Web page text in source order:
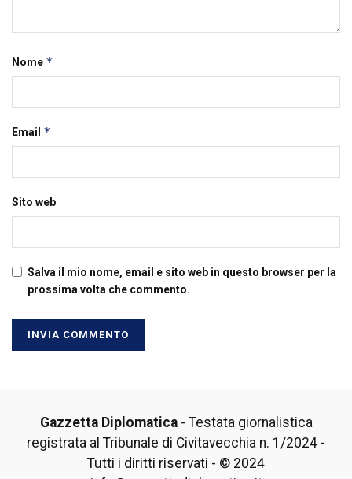
Nome *
Email *
Sito web
Salva il mio nome, email e sito web in questo browser per la
prossima volta che commento.
Gazzetta Diplomatica- Testata giornalistica
registrata al Tribunale di Civitavecchia n. 1/2024 -
Tutti i diritti riservati - © 2024